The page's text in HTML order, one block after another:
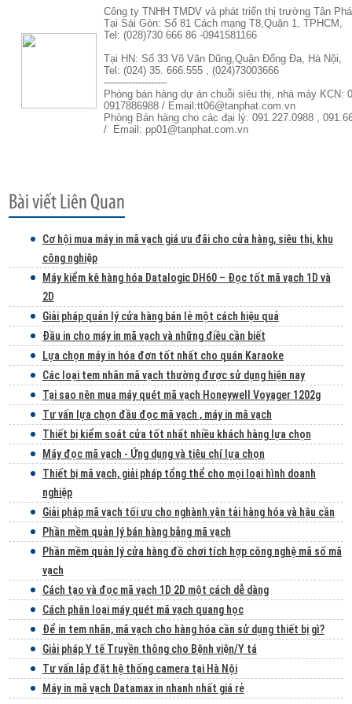
Công ty TNHH TMDV và phát triển thị trường Tân
Tại Sài Gòn: Số 81 Cách mạng T8,Quận 1, TPHCM,
Tel: (028)730 666 86 -0941581166
Tại HN: Số 33 Võ Văn Dũng,Quận Đống Đa, Hà Nội,
Tel: (024) 35. 666.555 , (024)73003666
--------------------
Phòng bán hàng dự án chuỗi siêu thị, nhà máy KCN:
0917886988 / Email:tt06@tanphat.com.vn
Phòng Bán hàng cho các đại lý: 091.227.0988 ,
/ Email: pp01@tanphat.com.vn
Cơ hội mua máy in mã vạch giá ưu đãi cho cửa hàng, siêu thị, khu
công nghiệp
Máy kiểm kê hàng hóa Datalogic DH60 – Đọc tốt mã vạch 1D và
2D
Giải pháp quản lý cửa hàng bán lẻ một cách hiệu quả
Đầu in cho máy in mã vạch và những điều cần biết
Lựa chọn máy in hóa đơn tốt nhất cho quán Karaoke
Các loại tem nhãn mã vạch thường được sử dụng hiện nay
Tại sao nên mua máy quét mã vạch Honeywell Voyager 1202g
Tư vấn lựa chọn đầu đọc mã vạch , máy in mã vạch
Thiết bị kiểm soát cửa tốt nhất nhiều khách hàng lựa chọn
Máy đọc mã vạch - Ứng dụng và tiêu chí lựa chọn
Thiết bị mã vạch, giải pháp tổng thể cho mọi loại hình doanh
nghiệp
Giải pháp mã vạch tối ưu cho nghành vận tải hàng hóa và hậu cần
Phần mềm quản lý bán hàng bằng mã vạch
Phần mềm quản lý cửa hàng đồ chơi tích hợp công nghệ mã số mã
vạch
Cách tạo và đọc mã vạch 1D 2D một cách dễ dàng
Cách phân loại máy quét mã vạch quang học
Để in tem nhãn, mã vạch cho hàng hóa cần sử dụng thiết bị gì?
Giải pháp Y tế Truyền thông cho Bệnh viện/Y tá
Tư vấn lắp đặt hệ thống camera tại Hà Nội
Máy in mã vạch Datamax in nhanh nhất giá rẻ